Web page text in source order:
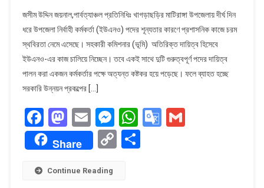
দীর্ঘদিন
নেই
ইউএনও:
অতিরিক্ত
দায়িত্বে
এসিল্যান্ড
চরম
ভোগান্তিতে
নাগরিকরা।
জসীম উদ্দিন জয়নাল,পার্বত্যাঞ্চল প্রতিনিধিঃ খাগড়াছড়ির মাটিরাঙ্গা উপজেলায় দীর্ঘ দিন
ধরে উপজেলা নির্বাহী কর্মকর্তা (ইউএনও) পদের শূন্যতার কারণে প্রশাসনিক কাজে চরম
স্থবিরতা নেমে এসেছে। সহকারী কমিশনার (ভূমি) অতিরিক্ত দায়িত্ব হিসেবে
ইউএনও-এর কাজ চালিয়ে নিচ্ছেন। তবে একই সাথে দুটি গুরুত্বপূর্ণ পদের দায়িত্ব
পালন করা একজন কর্মকর্তার পক্ষে অত্যন্ত কষ্টকর হয়ে পড়েছে। ফলে ব্যাহত হচ্ছে
সরকারি উন্নয়ন প্রকল্পের […]
Facebook
Mastodon
EmailMessenger
WhatsApp
Google
Gmail
Share
CopyShare
Continue Reading